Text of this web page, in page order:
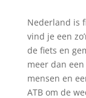
Nederland is
vind je een
de fiets en
meer dan
mensen en
ATB om de